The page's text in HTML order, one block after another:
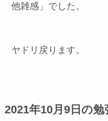
他雑感」でした。
ヤドリ戻ります。
2021年10月9日の勉